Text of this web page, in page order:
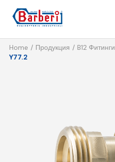
Home Продукция B12 Фитинги
Y77.2